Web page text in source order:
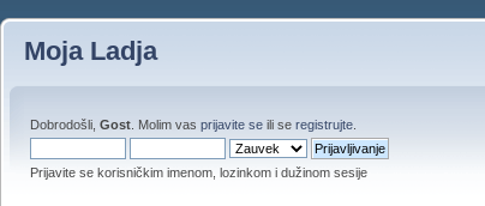
Moja Ladja
Dobrodošli, Gost . Molim vas prijavite se ili se registrujte
Prijavite se korisničkim imenom, lozinkom i dužinom sesije